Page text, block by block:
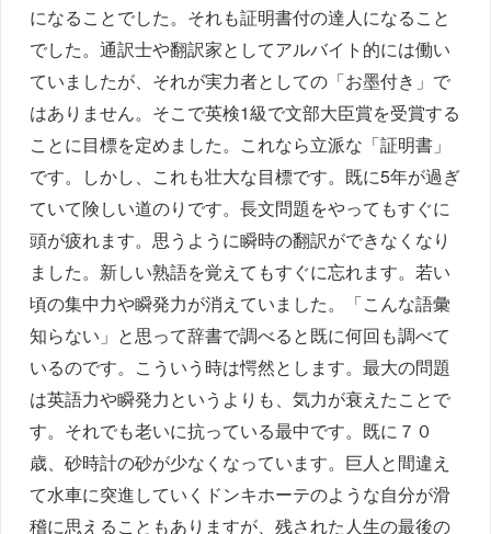
になることでした。それも証明書付の達人になること
でした。通訳士や翻訳家としてアルバイト的には働い
ていましたが、それが実力者としての「お墨付き」で
はありません。そこで英検1級で文部大臣賞を受賞する
ことに目標を定めました。これなら立派な「証明書」
です。しかし、これも壮大な目標です。既に5年が過ぎ
ていて険しい道のりです。長文問題をやってもすぐに
頭が疲れます。思うように瞬時の翻訳ができなくなり
ました。新しい熟語を覚えてもすぐに忘れます。若い
頃の集中力や瞬発力が消えていました。「こんな語彙
知らない」と思って辞書で調べると既に何回も調べて
いるのです。こういう時は愕然とします。最大の問題
は英語力や瞬発力というよりも、気力が衰えたことで
す。それでも老いに抗っている最中です。既に７０
歳、砂時計の砂が少なくなっています。巨人と間違え
て水車に突進していくドンキホーテのような自分が滑
稽に思えることもありますが、残された人生の最後の